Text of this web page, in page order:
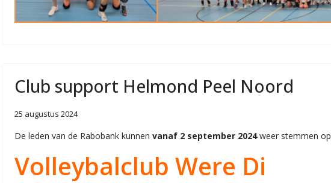
Club support Helmond Peel Noord
25 augustus 2024
De leden van de Rabobank kunnen vanaf 2 september 2024weer stemmen op
Volleybalclub Were Di